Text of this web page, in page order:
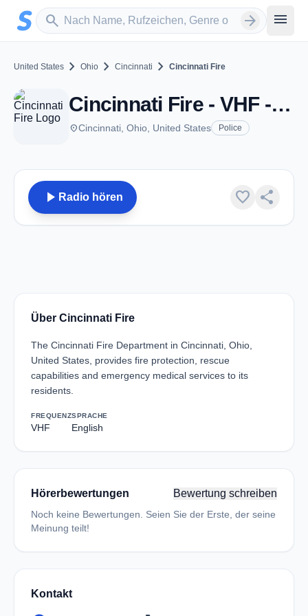
Zum Hauptinhalt springen
search
Sender suchen arrow_forward menu
United States chevron_right Ohio chevron_right Cincinnati chevron_right Cincinnati Fire
Cincinnati Fire - VHF - Cincinnati, OH
placeCincinnati, Ohio, United States Police
play_arrow Radio hören favorite share
Über Cincinnati Fire
The Cincinnati Fire Department in Cincinnati, Ohio,
United States, provides fire protection, rescue
capabilities and emergency medical services to its
residents.
FREQUENZ
VHF
SPRACHE
English
Hörerbewertungen Bewertung schreiben
Noch keine Bewertungen. Seien Sie der Erste, der seine
Meinung teilt!
Kontakt